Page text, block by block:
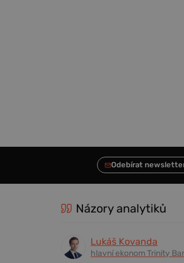
Názory analytiků
Lukáš Kovanda
hlavní ekonom Trinity